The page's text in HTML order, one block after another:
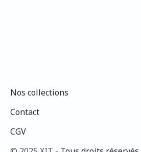
Nos collections
Contact
CGV